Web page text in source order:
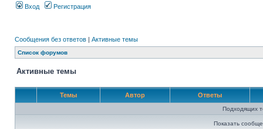
Вход Регистрация
Сообщения без ответов | Активные темы
Список форумов
Активные темы
Темы Автор Ответы
Подходящих
Показать